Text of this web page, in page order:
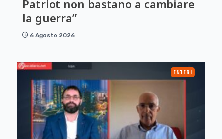
Patriot non bastano a cambiare
la guerra”
6 Agosto 2026
ESTERI